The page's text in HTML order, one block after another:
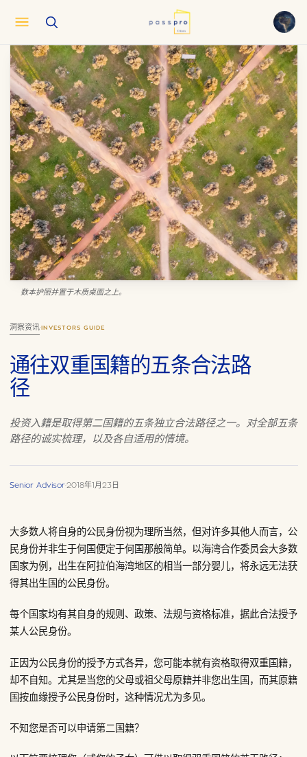
EN English
AR العربية
FR Français
RU Русский
中文
TR Türkçe
洞察资讯· INVESTORS GUIDE
通往双重国籍的五条合法路
径
投资入籍是取得第二国籍的五条独立合法路径之一。对全部五条
路径的诚实梳理，以及各自适用的情境。
Senior Advisor·2018年1月23日
数本护照并置于木质桌面之上。
大多数人将自身的公民身份视为理所当然，但对许多其他人而言，公
民身份并非生于何国便定于何国那般简单。以海湾合作委员会大多数
国家为例，出生在阿拉伯海湾地区的相当一部分婴儿，将永远无法获
得其出生国的公民身份。
每个国家均有其自身的规则、政策、法规与资格标准，据此合法授予
某人公民身份。
正因为公民身份的授予方式各异，您可能本就有资格取得双重国籍，
却不自知。尤其是当您的父母或祖父母原籍并非您出生国，而其原籍
国按血缘授予公民身份时，这种情况尤为多见。
不知您是否可以申请第二国籍？